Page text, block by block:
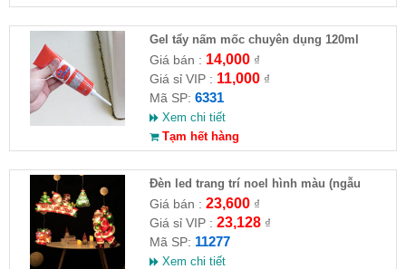
Gel tẩy nấm mốc chuyên dụng 120ml
Giá bán : 14,000₫
Giá sỉ VIP : 11,000₫
Mã SP: 6331
Xem chi tiết
Tạm hết hàng
Đèn led trang trí noel hình màu (ngẫu
nhiên)
Giá bán : 23,600₫
Giá sỉ VIP : 23,128₫
Mã SP: 11277
Xem chi tiết